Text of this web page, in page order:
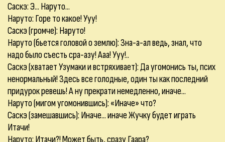
Саскэ: Э... Наруто...
Наруто: Горе то какое! Ууу!
Саскэ (громче): Наруто!
Наруто (бьется головой о землю): Зна-а-ал ведь, знал, что
надо было съесть сра-азу! Ааа! Ууу!..
Саскэ (хватает Узумаки и встряхивает): Да угомонись ты, псих
ненормальный! Здесь все голодные, один ты как последний
придурок ревешь! А ну прекрати немедленно, иначе...
Наруто (мигом угомонившись): «Иначе» что?
Саскэ (замешавшись): Иначе... иначе Жучку будет играть
Итачи!
Наруто: Итачи?! Может быть, сразу Гаара?